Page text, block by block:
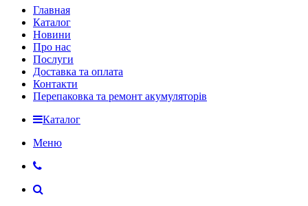
Главная
Каталог
Новини
Про нас
Послуги
Доставка та оплата
Контакти
Перепаковка та ремонт акумуляторів
Каталог
Меню